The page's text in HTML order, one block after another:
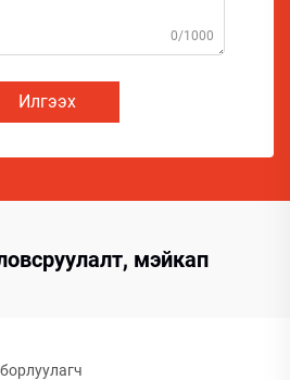
0/1000
Илгээх
мэйкап